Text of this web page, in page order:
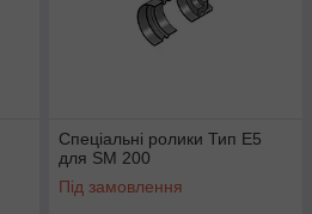
Спеціальні ролики Тип E5
для SM 200
Під замовлення